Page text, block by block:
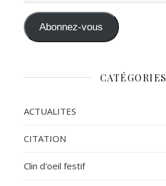
Abonnez-vous
CATÉGORIES
ACTUALITES
CITATION
Clin d'oeil festif